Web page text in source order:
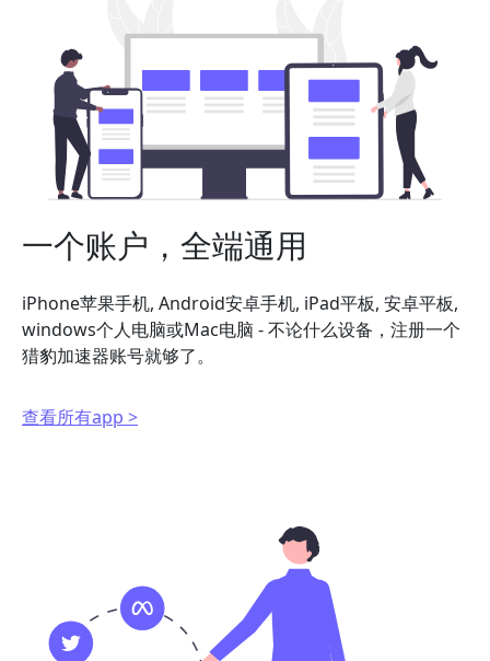
一个账户，全端通用
iPhone苹果手机, Android安卓手机, iPad平板, 安卓平板,
windows个人电脑或Mac电脑 - 不论什么设备，注册一个
猎豹加速器账号就够了。
查看所有app >